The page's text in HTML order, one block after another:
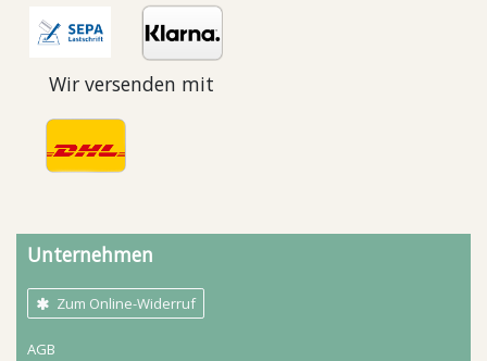
Wir versenden mit
Unternehmen
Zum Online-Widerruf
AGB